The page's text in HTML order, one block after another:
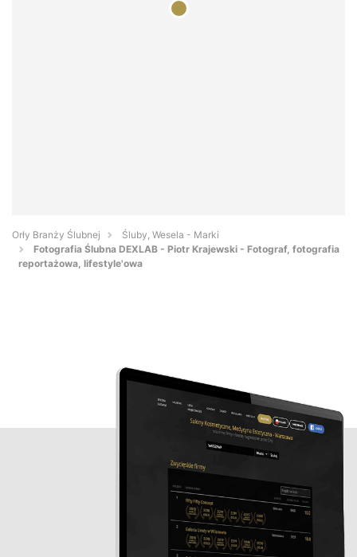
Orły Branży Ślubnej
Śluby, Wesela - Marki
Fotografia Ślubna DEXLAB - Piotr Krajewski - Fotograf, fotografia
reportażowa, lifestyle'owa